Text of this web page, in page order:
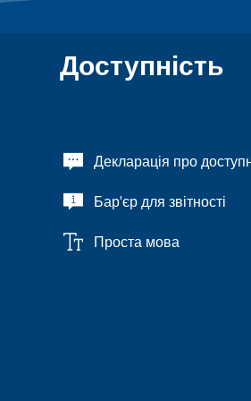
Доступність
Декларація про
Бар'єр для звітності
Проста мова